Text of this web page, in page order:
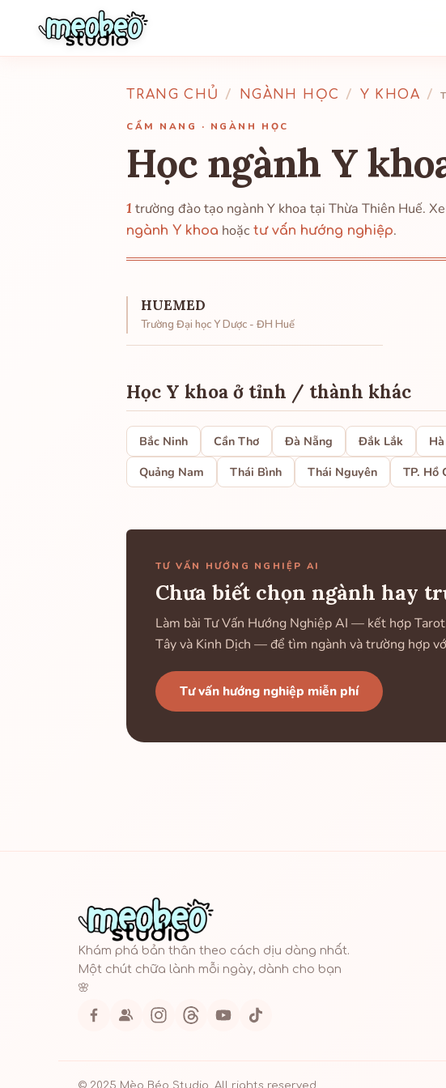
TRANG CHỦ / NGÀNH HỌC / Y KHOA /
CẨM NANG · NGÀNH HỌC
Học ngành Y
1 trường đào tạo ngành Y khoa tại Thừa Thiên Huế.
ngành Y khoa hoặc tư vấn hướng nghiệp.
HUEMED
Trường Đại học Y Dược - ĐH Huế
Học Y khoa ở tỉnh / thành khác
Bắc Ninh Cần Thơ Đà Nẵng Đắk Lắk
Quảng Nam
Thái Bình Thái Nguyên TP. Hồ
TƯ VẤN HƯỚNG NGHIỆP AI
Chưa biết chọn ngành hay
Làm bài Tư Vấn Hướng Nghiệp AI — kết hợp
Tây và Kinh Dịch — để tìm ngành và trường hợp
Tư vấn hướng nghiệp miễn phí
Khám phá bản thân theo cách dịu dàng nhất.
Một chút chữa lành mỗi ngày, dành cho bạn
🌸
© 2025 Mèo Béo Studio. All rights reserved.